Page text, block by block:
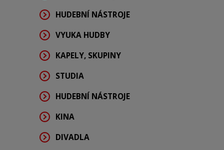
HUDEBNÍ NÁSTROJE
VYUKA HUDBY
KAPELY, SKUPINY
STUDIA
HUDEBNÍ NÁSTROJE
KINA
DIVADLA